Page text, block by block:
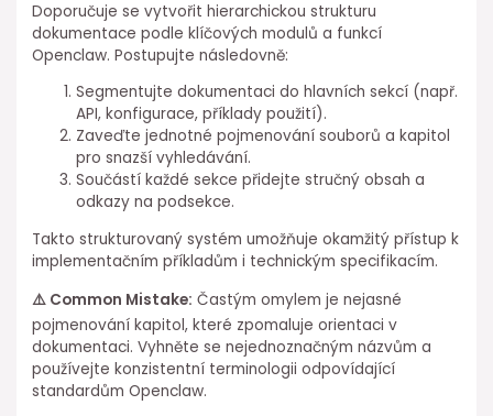
Doporučuje se vytvořit ⁢hierarchickou strukturu
dokumentace podle klíčových modulů a funkcí⁤
Openclaw. Postupujte následovně:
Segmentujte dokumentaci do hlavních sekcí (např.
API, konfigurace, příklady použití).
Zaveďte jednotné⁢ pojmenování souborů a kapitol
pro snazší vyhledávání.
Součástí každé sekce přidejte stručný obsah a
odkazy na podsekce.
Takto strukturovaný systém umožňuje okamžitý přístup k
implementačním příkladům i technickým ⁣specifikacím. ⁢
⚠️ Common Mistake: ⁣Častým omylem je nejasné
pojmenování kapitol, které zpomaluje orientaci v
dokumentaci. Vyhněte⁣ se nejednoznačným názvům a
používejte konzistentní terminologii odpovídající
standardům Openclaw.